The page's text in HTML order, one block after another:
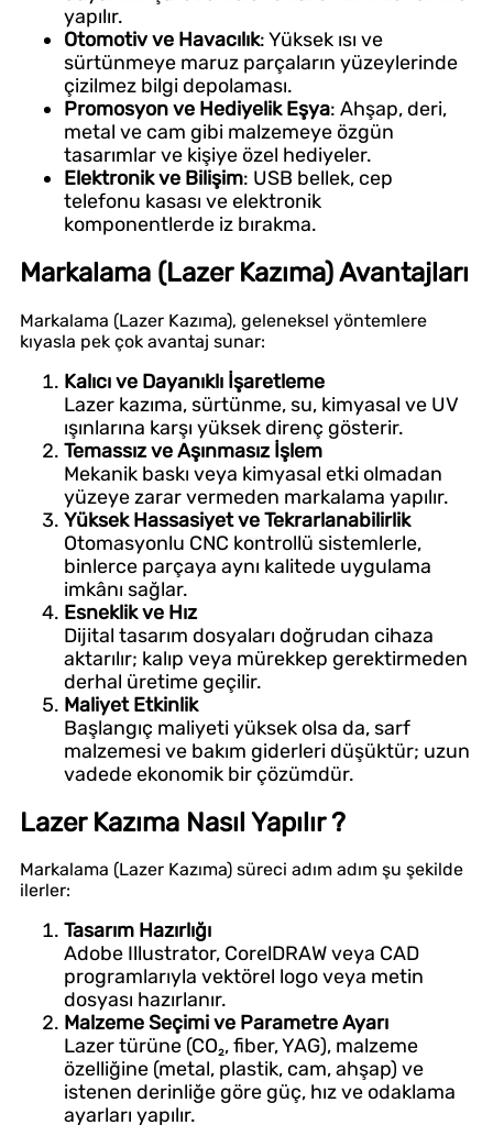
yapılır.
Otomotiv ve Havacılık: Yüksek ısı ve
sürtünmeye maruz parçaların yüzeylerinde
çizilmez bilgi depolaması.
Promosyon ve Hediyelik Eşya: Ahşap, deri,
metal ve cam gibi malzemeye özgün
tasarımlar ve kişiye özel hediyeler.
Elektronik ve Bilişim: USB bellek, cep
telefonu kasası ve elektronik
komponentlerde iz bırakma.
Markalama (Lazer Kazıma) Avantajları
Markalama (Lazer Kazıma), geleneksel yöntemlere
kıyasla pek çok avantaj sunar:
Kalıcı ve Dayanıklı İşaretleme
Lazer kazıma, sürtünme, su, kimyasal ve UV
ışınlarına karşı yüksek direnç gösterir.
Temassız ve Aşınmasız İşlem
Mekanik baskı veya kimyasal etki olmadan
yüzeye zarar vermeden markalama yapılır.
Yüksek Hassasiyet ve Tekrarlanabilirlik
Otomasyonlu CNC kontrollü sistemlerle,
binlerce parçaya aynı kalitede uygulama
imkânı sağlar.
Esneklik ve Hız
Dijital tasarım dosyaları doğrudan cihaza
aktarılır; kalıp veya mürekkep gerektirmeden
derhal üretime geçilir.
Maliyet Etkinlik
Başlangıç maliyeti yüksek olsa da, sarf
malzemesi ve bakım giderleri düşüktür; uzun
vadede ekonomik bir çözümdür.
Lazer Kazıma Nasıl Yapılır ?
Markalama (Lazer Kazıma) süreci adım adım şu şekilde
ilerler:
Tasarım Hazırlığı
Adobe Illustrator, CorelDRAW veya CAD
programlarıyla vektörel logo veya metin
dosyası hazırlanır.
Malzeme Seçimi ve Parametre Ayarı
Lazer türüne (CO₂, fiber, YAG), malzeme
özelliğine (metal, plastik, cam, ahşap) ve
istenen derinliğe göre güç, hız ve odaklama
ayarları yapılır.